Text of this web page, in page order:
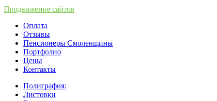
Продвижение сайтов
Оплата
Отзывы
Пенсионеры Смоленщины
Портфолио
Цены
Контакты
Полиграфия:
Листовки